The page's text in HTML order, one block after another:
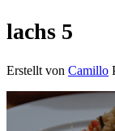
lachs 5
Erstellt von Camillo